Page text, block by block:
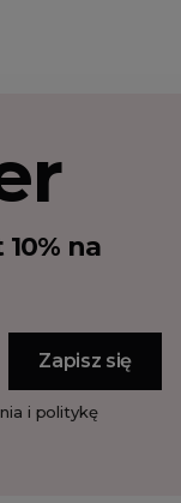
na
i politykę